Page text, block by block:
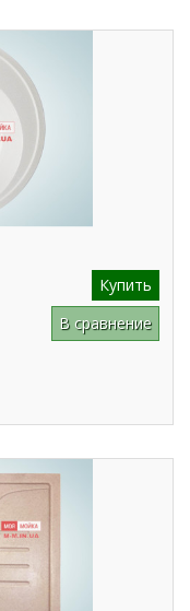
Купить
В сравнение